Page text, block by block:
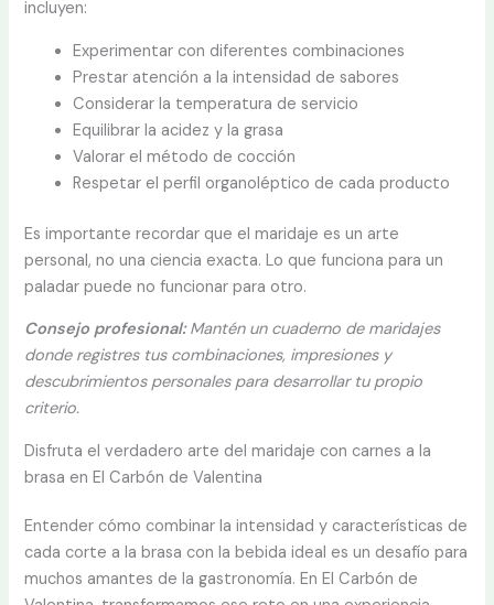
incluyen:
Experimentar con diferentes combinaciones
Prestar atención a la intensidad de sabores
Considerar la temperatura de servicio
Equilibrar la acidez y la grasa
Valorar el método de cocción
Respetar el perfil organoléptico de cada producto
Es importante recordar que el maridaje es un arte
personal, no una ciencia exacta. Lo que funciona para un
paladar puede no funcionar para otro.
Consejo profesional: Mantén un cuaderno de maridajes
donde registres tus combinaciones, impresiones y
descubrimientos personales para desarrollar tu propio
criterio.
Disfruta el verdadero arte del maridaje con carnes a la
brasa en El Carbón de Valentina
Entender cómo combinar la intensidad y características de
cada corte a la brasa con la bebida ideal es un desafío para
muchos amantes de la gastronomía. En El Carbón de